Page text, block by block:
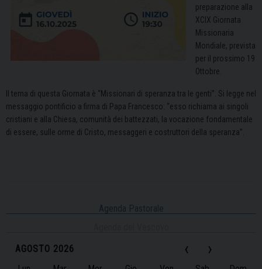
preparazione alla
XCIX Giornata
Missionaria
Mondiale, prevista
per il prossimo 19
Ottobre.
Il tema di questa Giornata è “Missionari di speranza tra le genti”. Si legge nel
messaggio pontificio a firma di Papa Francesco: “esso richiama ai singoli
cristiani e alla Chiesa, comunità dei battezzati, la vocazione fondamentale
di essere, sulle orme di Cristo, messaggeri e costruttori della speranza”.
Agenda Pastorale
‹
AGOSTO 2026 ›